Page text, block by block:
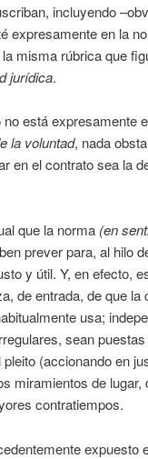
incluyendo
expresamente en la
misma rúbrica que
jurídica.
está expresamente
la voluntad, nada
en el contrato sea la
que la norma (en
prever para, al hilo
y útil. Y, en efecto,
de entrada, de que
usa;
sean
(accionando en
miramientos de
contratiempos.
expuesto